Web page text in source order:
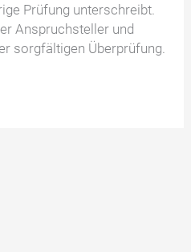
Prüfung unterschreibt.
Anspruchsteller und
sorgfältigen Überprüfung.